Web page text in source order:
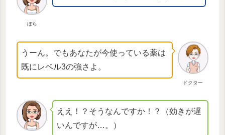
ぼら
ドクター
うーん。でもあなたが今使っている薬は
既にレベル3の強さよ。
ええ！？そうなんですか！？（効きが遅
いんですが…。）